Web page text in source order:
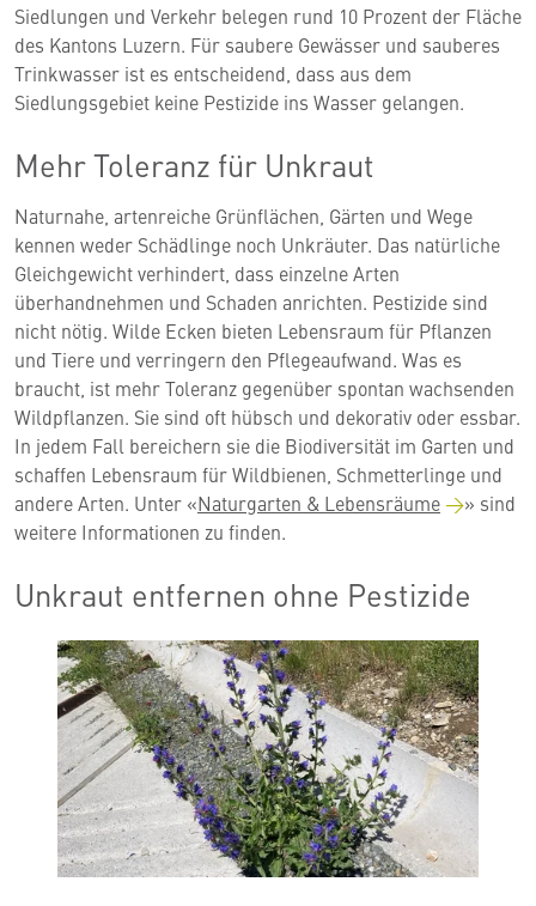
Siedlungen und Verkehr belegen rund 10 Prozent der Fläche
des Kantons Luzern. Für saubere Gewässer und sauberes
Trinkwasser ist es entscheidend, dass aus dem
Siedlungsgebiet keine Pestizide ins Wasser gelangen.
Mehr Toleranz für Unkraut
Naturnahe, artenreiche Grünflächen, Gärten und Wege
kennen weder Schädlinge noch Unkräuter. Das natürliche
Gleichgewicht verhindert, dass einzelne Arten
überhandnehmen und Schaden anrichten. Pestizide sind
nicht nötig. Wilde Ecken bieten Lebensraum für Pflanzen
und Tiere und verringern den Pflegeaufwand. Was es
braucht, ist mehr Toleranz gegenüber spontan wachsenden
Wildpflanzen. Sie sind oft hübsch und dekorativ oder essbar.
In jedem Fall bereichern sie die Biodiversität im Garten und
schaffen Lebensraum für Wildbienen, Schmetterlinge und
andere Arten. Unter «Naturgarten & Lebensräume
» sind
weitere Informationen zu finden.
Unkraut entfernen ohne Pestizide